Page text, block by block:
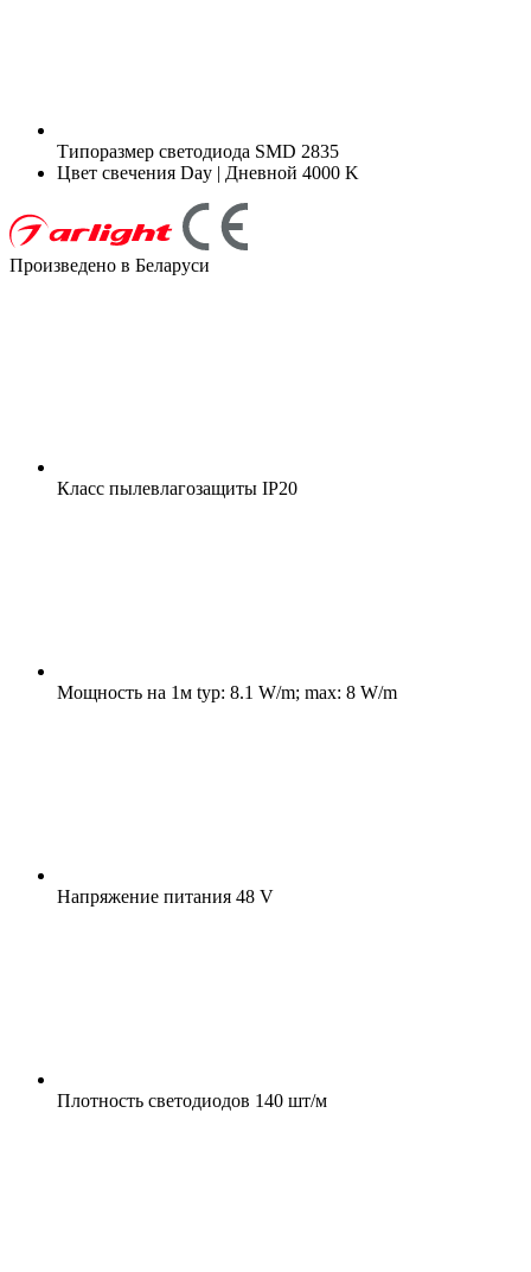
Типоразмер светодиода SMD 2835
Цвет свечения Day | Дневной 4000 K
Произведено в Беларуси
Класс пылевлагозащиты IP20
Мощность на 1м typ: 8.1 W/m; max: 8 W/m
Напряжение питания 48 V
Плотность светодиодов 140 шт/м